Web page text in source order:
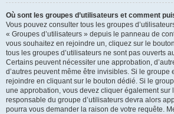
Où sont les groupes d’utilisateurs et comment
Vous pouvez consulter tous les groupes
« Groupes d’utilisateurs » depuis le panneau de
vous souhaitez en rejoindre un, cliquez sur le
tous les groupes d’utilisateurs ne sont pas ouverts
Certains peuvent nécessiter une approbation,
d’autres peuvent même être invisibles. Si le groupe
rejoindre en cliquant sur le bouton dédié. Si le
une approbation, vous devez cliquer également sur
responsable du groupe d’utilisateurs devra alors
pourra vous demander la raison de votre requête.